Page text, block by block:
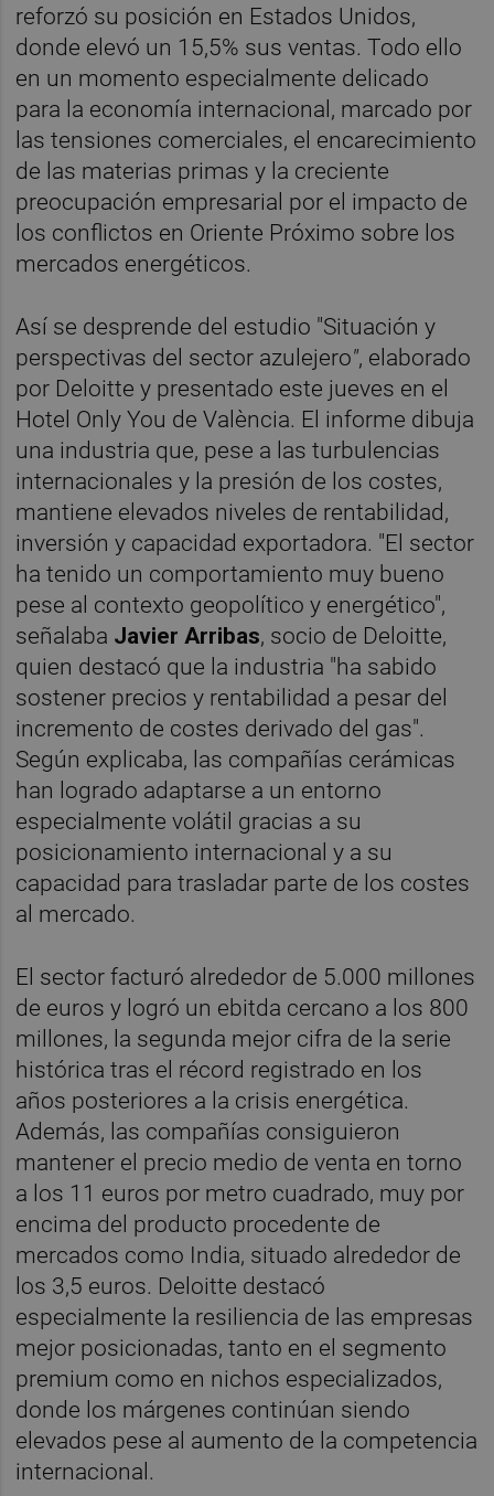
reforzó su posición en Estados Unidos,
donde elevó un 15,5% sus ventas. Todo ello
en un momento especialmente delicado
para la economía internacional, marcado por
las tensiones comerciales, el encarecimiento
de las materias primas y la creciente
preocupación empresarial por el impacto de
los conflictos en Oriente Próximo sobre los
mercados energéticos.
Así se desprende del estudio "Situación y
perspectivas del sector azulejero", elaborado
por Deloitte y presentado este jueves en el
Hotel Only You de València. El informe dibuja
una industria que, pese a las turbulencias
internacionales y la presión de los costes,
mantiene elevados niveles de rentabilidad,
inversión y capacidad exportadora. "El sector
ha tenido un comportamiento muy bueno
pese al contexto geopolítico y energético",
señalaba Javier Arribas, socio de Deloitte,
quien destacó que la industria "ha sabido
sostener precios y rentabilidad a pesar del
incremento de costes derivado del gas".
Según explicaba, las compañías cerámicas
han logrado adaptarse a un entorno
especialmente volátil gracias a su
posicionamiento internacional y a su
capacidad para trasladar parte de los costes
al mercado.
El sector facturó alrededor de 5.000 millones
de euros y logró un ebitda cercano a los 800
millones, la segunda mejor cifra de la serie
histórica tras el récord registrado en los
años posteriores a la crisis energética.
Además, las compañías consiguieron
mantener el precio medio de venta en torno
a los 11 euros por metro cuadrado, muy por
encima del producto procedente de
mercados como India, situado alrededor de
los 3,5 euros. Deloitte destacó
especialmente la resiliencia de las empresas
mejor posicionadas, tanto en el segmento
premium como en nichos especializados,
donde los márgenes continúan siendo
elevados pese al aumento de la competencia
internacional.